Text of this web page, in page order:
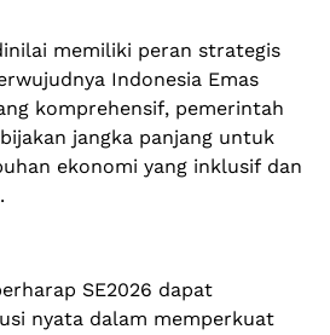
memiliki peran strategis
Indonesia Emas
komprehensif, pemerintah
jangka panjang untuk
ekonomi yang inklusif dan
SE2026 dapat
nyata dalam memperkuat